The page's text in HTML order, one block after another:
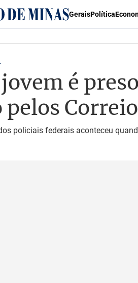
GeraisPolítica
é
pelos
policiais federais aconteceu